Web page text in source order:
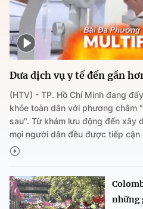
Đưa dịch vụ y tế đến gần
(HTV) - TP. Hồ Chí Minh đang
khỏe toàn dân với phương châm
sau". Từ khám lưu động đến xây
mọi người dân đều được tiếp
những